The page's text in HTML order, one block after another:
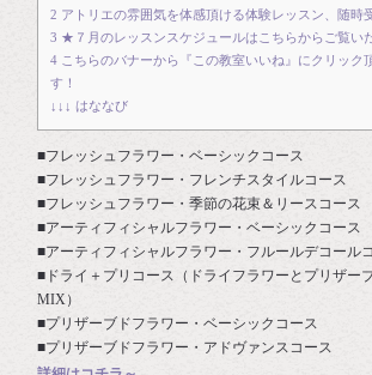
2 アトリエの雰囲気を体感頂ける体験レッスン、随時
3 ★７月のレッスンスケジュールはこちらからご覧い
4 こちらのバナーから『この教室いいね』にクリック
↓↓↓ はななび
■フレッシュフラワー・ベーシックコース
■フレッシュフラワー・フレンチスタイルコース
■フレッシュフラワー・季節の花束＆リースコース
■アーティフィシャルフラワー・ベーシックコース
■アーティフィシャルフラワー・フルールデコール
■ドライ＋プリコース（ドライフラワーとプリザー
MIX）
■プリザーブドフラワー・ベーシックコース
■プリザーブドフラワー・アドヴァンスコース